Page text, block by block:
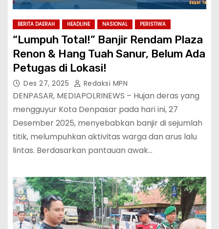
BERITA DAERAH HEADLINE NASIONAL PERISTIWA
“Lumpuh Total!” Banjir Rendam Plaza
Renon & Hang Tuah Sanur, Belum Ada
Petugas di Lokasi!
Des 27, 2025 Redaksi MPN
DENPASAR, MEDIAPOLRINEWS – Hujan deras yang
mengguyur Kota Denpasar pada hari ini, 27
Desember 2025, menyebabkan banjir di sejumlah
titik, melumpuhkan aktivitas warga dan arus lalu
lintas. Berdasarkan pantauan awak…